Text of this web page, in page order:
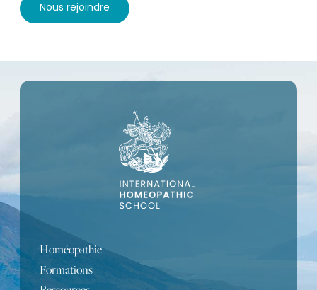
Homéopathie
Formations